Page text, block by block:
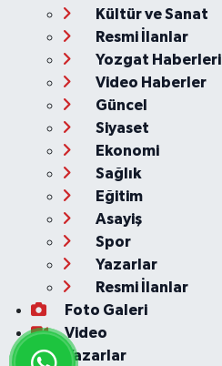
Kültür ve Sanat
Resmi İlanlar
Yozgat Haberleri
Video Haberler
Güncel
Siyaset
Ekonomi
Sağlık
Eğitim
Asayiş
Spor
Yazarlar
Resmi İlanlar
Foto Galeri
Video
Yazarlar